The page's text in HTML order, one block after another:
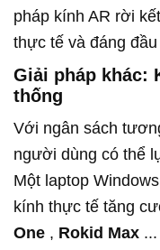
pháp kính AR rời
thực tế và đáng
Giải pháp khác:
thống
Với ngân sách
người dùng có thể
Một laptop
kính thực tế tăng
One , Rokid Max